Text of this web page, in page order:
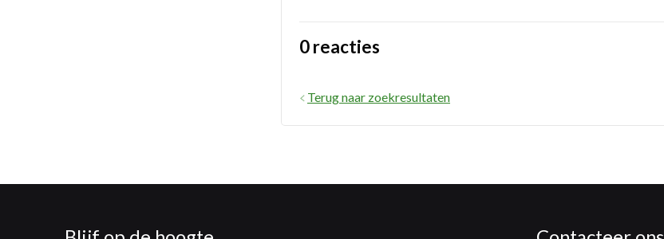
0 reacties
Terug naar zoekresultaten